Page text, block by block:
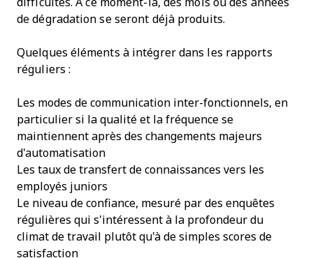
difficultés. À ce moment-là, des mois ou des années
de dégradation se seront déjà produits.
Quelques éléments à intégrer dans les rapports
réguliers :
Les modes de communication inter-fonctionnels, en
particulier si la qualité et la fréquence se
maintiennent après des changements majeurs
d'automatisation
Les taux de transfert de connaissances vers les
employés juniors
Le niveau de confiance, mesuré par des enquêtes
régulières qui s'intéressent à la profondeur du
climat de travail plutôt qu'à de simples scores de
satisfaction